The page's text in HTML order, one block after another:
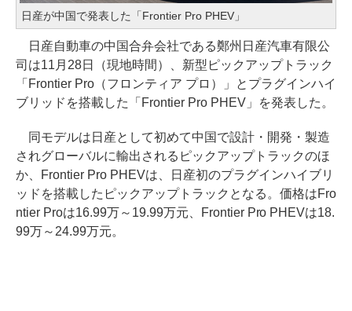
日産が中国で発表した「Frontier Pro PHEV」
日産自動車の中国合弁会社である鄭州日産汽車有限公
司は11月28日（現地時間）、新型ピックアップトラック
「Frontier Pro（フロンティア プロ）」とプラグインハイ
ブリッドを搭載した「Frontier Pro PHEV」を発表した。
同モデルは日産として初めて中国で設計・開発・製造
されグローバルに輸出されるピックアップトラックのほ
か、Frontier Pro PHEVは、日産初のプラグインハイブリ
ッドを搭載したピックアップトラックとなる。価格はFro
ntier Proは16.99万～19.99万元、Frontier Pro PHEVは18.
99万～24.99万元。